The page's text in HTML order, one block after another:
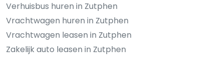
Verhuisbus huren in Zutphen
Vrachtwagen huren in Zutphen
Vrachtwagen leasen in Zutphen
Zakelijk auto leasen in Zutphen